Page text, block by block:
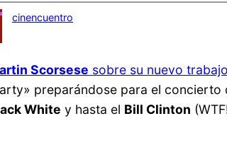
cinencuentro
Scorsese sobre su nuevo trabajo
preparándose para el concierto
White y hasta el Bill Clinton